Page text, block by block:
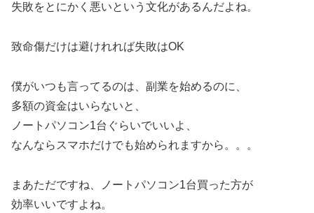
失敗をとにかく悪いという文化があるんだよね。
致命傷だけは避けれれば失敗はOK
僕がいつも言ってるのは、副業を始めるのに、
多額の資金はいらないと、
ノートパソコン1台ぐらいでいいよ、
なんならスマホだけでも始められますから。。。
まあただですね、ノートパソコン1台買った方が
効率いいですよね。